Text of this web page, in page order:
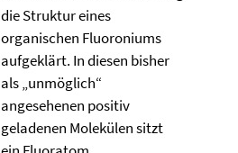
die Struktur eines
organischen Fluoroniums
aufgeklärt. In diesen bisher
als „unmöglich“
angesehenen positiv
geladenen Molekülen sitzt